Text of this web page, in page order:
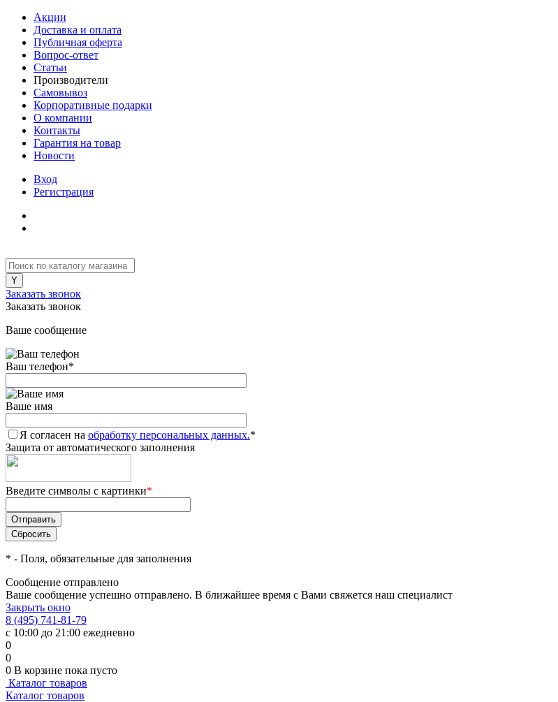
Акции
Доставка и оплата
Публичная оферта
Вопрос-ответ
Статьи
Производители
Самовывоз
Корпоративные подарки
О компании
Контакты
Гарантия на товар
Новости
Вход
Регистрация
Заказать звонок
Заказать звонок
Ваше сообщение
Ваш телефон*
Ваше имя
Я согласен на обработку персональных данных.*
Защита от автоматического заполнения
Введите символы с картинки*
* - Поля, обязательные для заполнения
Сообщение отправлено
Ваше сообщение успешно отправлено. В ближайшее время с Вами свяжется наш специалист
Закрыть окно
8 (495) 741-81-79
с 10:00 до 21:00 ежедневно
0
0
0 В корзине пока пусто
Каталог товаров
Каталог товаров